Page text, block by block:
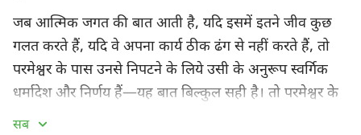
जब आत्मिक जगत की बात आती है, यदि इसमें इतने जीव कुछ
गलत करते हैं, यदि वे अपना कार्य ठीक ढंग से नहीं करते हैं, तो
परमेश्वर के पास उनसे निपटने के लिये उसी के अनुरूप स्वर्गिक
धर्मादेश और निर्णय हैं—यह बात बिल्कुल सही है। तो परमेश्वर के
हजारों काल के प्रबंधकीय कार्य के दौरान, जिन दूतों ने कुछ गलत
सब